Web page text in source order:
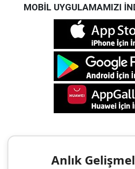
MOBİL UYGULAMAMIZI
Anlık